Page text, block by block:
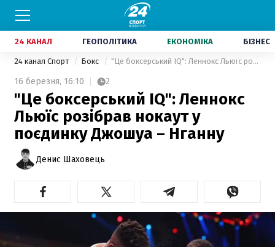
24 КАНАЛ ГЕОПОЛІТИКА ЕКОНОМІКА БІЗНЕС
24 канал Спорт Бокс "Це боксерський IQ": Леннокс Льюїс розібрав нокаут у поєдинку Джошуа – Нганну
16 березня, 16:10 2
"Це боксерський IQ": Леннокс
Льюїс розібрав нокаут у
поєдинку Джошуа – Нганну
Денис Шаховець